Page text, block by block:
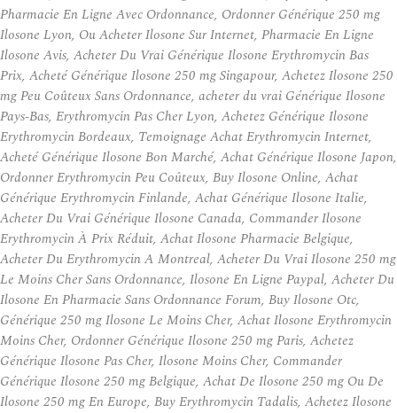
Pharmacie En Ligne Avec Ordonnance, Ordonner Générique 250 mg
Ilosone Lyon, Ou Acheter Ilosone Sur Internet, Pharmacie En Ligne
Ilosone Avis, Acheter Du Vrai Générique Ilosone Erythromycin Bas
Prix, Acheté Générique Ilosone 250 mg Singapour, Achetez Ilosone 250
mg Peu Coûteux Sans Ordonnance, acheter du vrai Générique Ilosone
Pays-Bas, Erythromycin Pas Cher Lyon, Achetez Générique Ilosone
Erythromycin Bordeaux, Temoignage Achat Erythromycin Internet,
Acheté Générique Ilosone Bon Marché, Achat Générique Ilosone Japon,
Ordonner Erythromycin Peu Coûteux, Buy Ilosone Online, Achat
Générique Erythromycin Finlande, Achat Générique Ilosone Italie,
Acheter Du Vrai Générique Ilosone Canada, Commander Ilosone
Erythromycin À Prix Réduit, Achat Ilosone Pharmacie Belgique,
Acheter Du Erythromycin A Montreal, Acheter Du Vrai Ilosone 250 mg
Le Moins Cher Sans Ordonnance, Ilosone En Ligne Paypal, Acheter Du
Ilosone En Pharmacie Sans Ordonnance Forum, Buy Ilosone Otc,
Générique 250 mg Ilosone Le Moins Cher, Achat Ilosone Erythromycin
Moins Cher, Ordonner Générique Ilosone 250 mg Paris, Achetez
Générique Ilosone Pas Cher, Ilosone Moins Cher, Commander
Générique Ilosone 250 mg Belgique, Achat De Ilosone 250 mg Ou De
Ilosone 250 mg En Europe, Buy Erythromycin Tadalis, Achetez Ilosone